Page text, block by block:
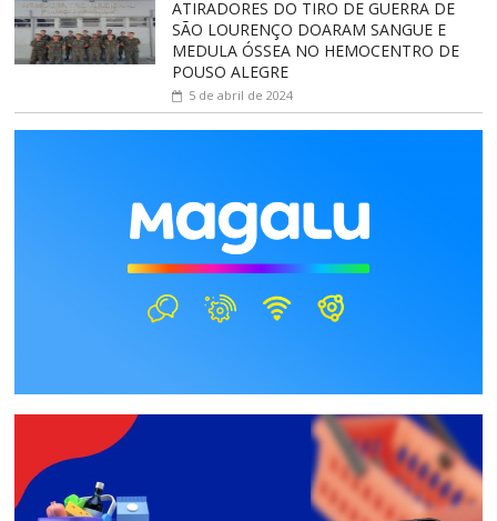
ATIRADORES DO TIRO DE GUERRA DE
SÃO LOURENÇO DOARAM SANGUE E
MEDULA ÓSSEA NO HEMOCENTRO DE
POUSO ALEGRE
5 de abril de 2024